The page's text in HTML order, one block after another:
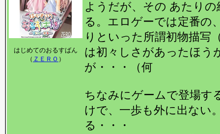
はじめてのおるすばん
（ ＺＥＲＯ ）
ようだが、その あたり
る。エロゲーでは定番の
りといった所謂初物描写
は初々しさがあったほう
が・・・（何
ちなみにゲームで登場す
けで、一歩も外に出ない
る・・・